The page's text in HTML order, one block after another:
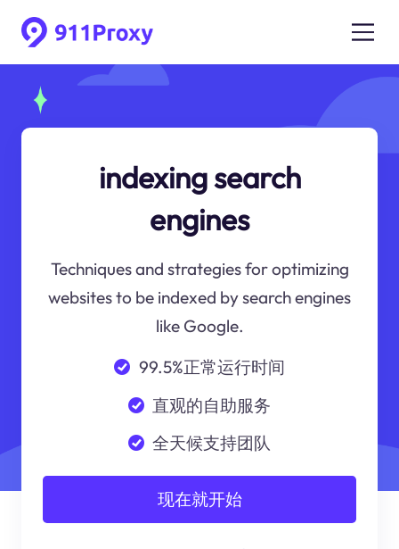
indexing search
engines
Techniques and strategies for optimizing
websites to be indexed by search engines
like Google.
99.5%正常运行时间
直观的自助服务
全天候支持团队
现在就开始